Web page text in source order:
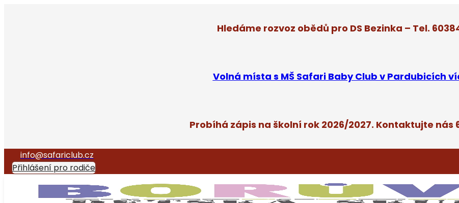
Hledáme rozvoz obědů pro DS Bezinka – Tel.
Volná místa s MŠ Safari Baby Club v Pardubicích
Probíhá zápis na školní rok 2026/2027. Kontaktujte nás
info@safariclub.cz
Přihlášení pro rodiče